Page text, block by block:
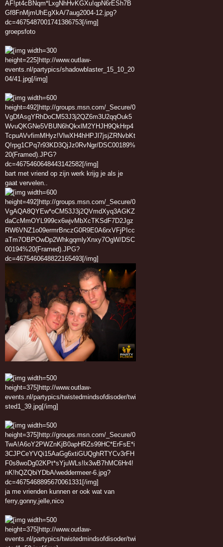
groepsfoto
bart met vriend op zijn werk krijg je als je
gaat vervelen..
ja me vrienden kunnen er ook wat van
ferry,gonny,jelle,nico